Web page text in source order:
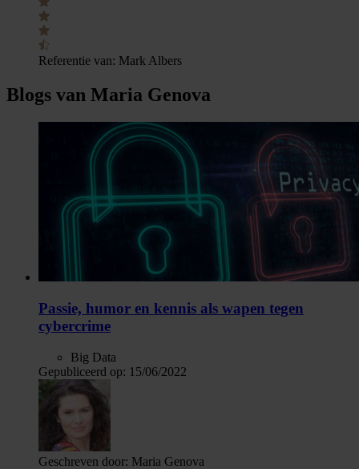
Referentie van: Mark Albers
Blogs van Maria Genova
Passie, humor en kennis als wapen tegen
cybercrime
Big Data
Gepubliceerd op: 15/06/2022
Geschreven door: Maria Genova